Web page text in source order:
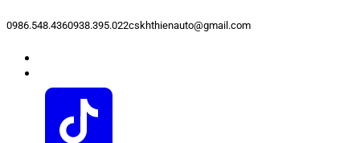
0986.548.4360938.395.022cskhthienauto@gmail.com